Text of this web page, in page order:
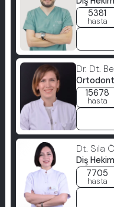
5381
hasta
Dr. Dt.
15678
hasta
Dt. Sıla
Diş
7705
hasta